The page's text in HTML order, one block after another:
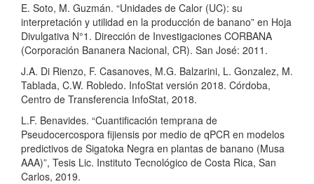
E. Soto, M. Guzmán. “Unidades de Calor (UC): su
interpretación y utilidad en la producción de banano” en Hoja
Divulgativa N°1. Dirección de Investigaciones CORBANA
(Corporación Bananera Nacional, CR). San José: 2011.
J.A. Di Rienzo, F. Casanoves, M.G. Balzarini, L. Gonzalez, M.
Tablada, C.W. Robledo. InfoStat versión 2018. Córdoba,
Centro de Transferencia InfoStat, 2018.
L.F. Benavides. “Cuantificación temprana de
Pseudocercospora fijiensis por medio de qPCR en modelos
predictivos de Sigatoka Negra en plantas de banano (Musa
AAA)”, Tesis Lic. Instituto Tecnológico de Costa Rica, San
Carlos, 2019.